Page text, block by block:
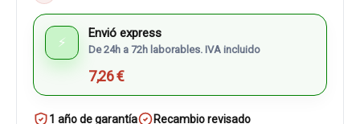
⚡
Envió express
De 24h a 72h laborables. IVA incluido
7,26 €
1 año de garantía
Recambio revisado